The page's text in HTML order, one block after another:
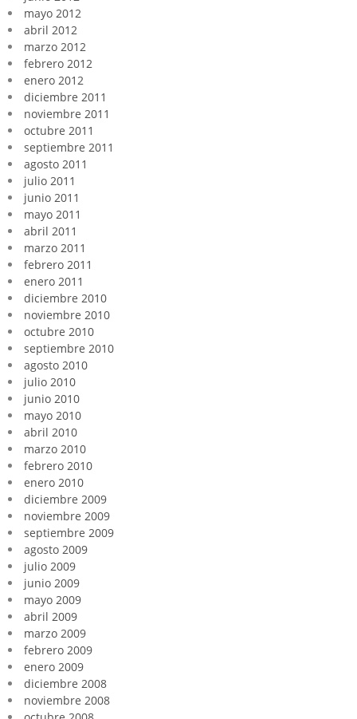
mayo 2012
abril 2012
marzo 2012
febrero 2012
enero 2012
diciembre 2011
noviembre 2011
octubre 2011
septiembre 2011
agosto 2011
julio 2011
junio 2011
mayo 2011
abril 2011
marzo 2011
febrero 2011
enero 2011
diciembre 2010
noviembre 2010
octubre 2010
septiembre 2010
agosto 2010
julio 2010
junio 2010
mayo 2010
abril 2010
marzo 2010
febrero 2010
enero 2010
diciembre 2009
noviembre 2009
septiembre 2009
agosto 2009
julio 2009
junio 2009
mayo 2009
abril 2009
marzo 2009
febrero 2009
enero 2009
diciembre 2008
noviembre 2008